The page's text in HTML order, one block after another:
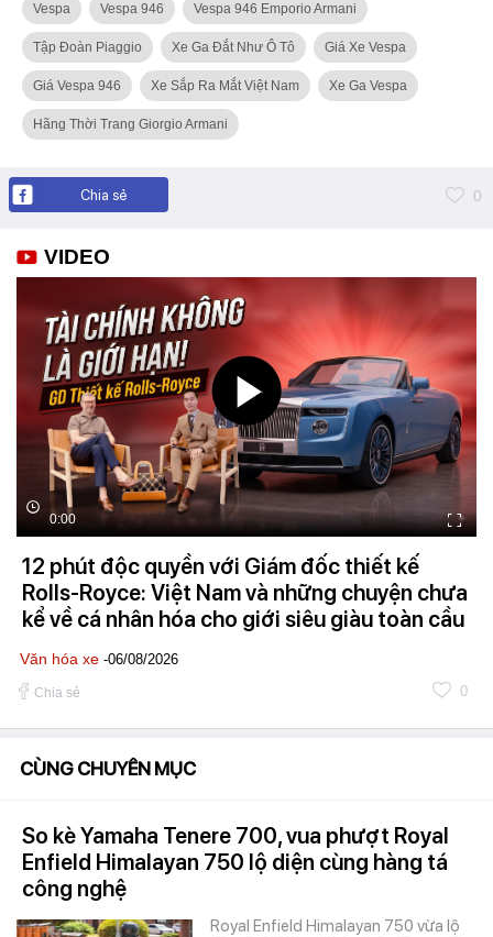
Vespa Vespa 946 Vespa 946 Emporio Armani
Tập Đoàn Piaggio Xe Ga Đắt Như Ô Tô Giá Xe Vespa
Giá Vespa 946 Xe Sắp Ra Mắt Việt Nam Xe Ga Vespa
Hãng Thời Trang Giorgio Armani
Chia sẻ 0
VIDEO
0:00
12 phút độc quyền với Giám đốc thiết kế
Rolls-Royce: Việt Nam và những chuyện chưa
kể về cá nhân hóa cho giới siêu giàu toàn cầu
Văn hóa xe -06/08/2026
Chia sẻ 0
CÙNG CHUYÊN MỤC
So kè Yamaha Tenere 700, vua phượt Royal
Enfield Himalayan 750 lộ diện cùng hàng tá
công nghệ
Royal Enfield Himalayan 750 vừa lộ